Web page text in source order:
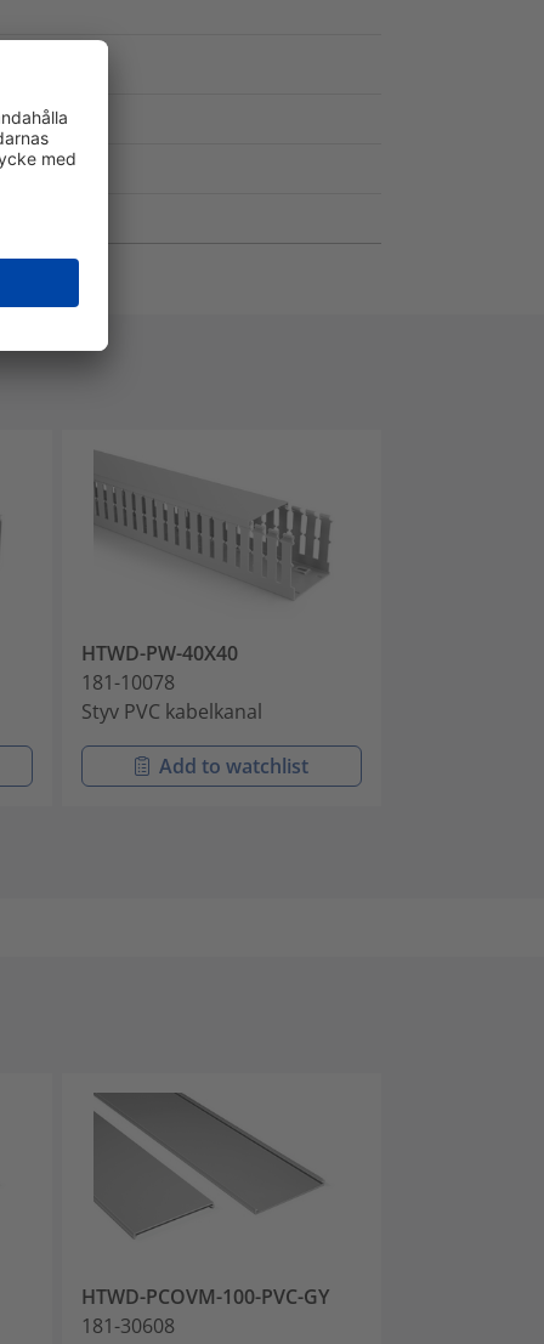
HTWD-PW-40X40
181-10078
Styv PVC kabelkanal
Add to watchlist
HTWD-PCOVM-100-PVC-GY
181-30608